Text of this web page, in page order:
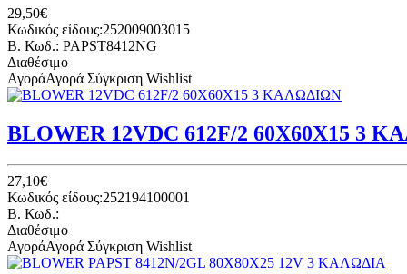
29,50€
Κωδικός είδους:252009003015
B. Κωδ.: PAPST8412NG
Διαθέσιμο
ΑγοράΑγορά Σύγκριση Wishlist
BLOWER 12VDC 612F/2 60Χ60Χ15 3
27,10€
Κωδικός είδους:252194100001
B. Κωδ.:
Διαθέσιμο
ΑγοράΑγορά Σύγκριση Wishlist